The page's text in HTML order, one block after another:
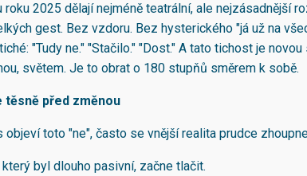
roku 2025 dělají nejméně teatrální, ale nejzásadnější
gest. Bez vzdoru. Bez hysterického "já už na
"Tudy ne." "Stačilo." "Dost." A tato tichost je
světem. Je to obrat o 180 stupňů směrem k sobě.
těsně před změnou
objeví toto "ne", často se vnější realita prudce
který byl dlouho pasivní, začne tlačit.